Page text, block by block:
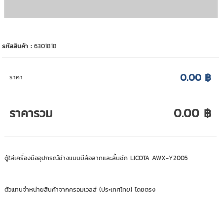
รหัสสินค้า :6301818
ราคา 0.00 ฿
ราคารวม 0.00 ฿
ตู้ใส่เครื่องมืออุปกรณ์ช่างแบบมีล้อลากและลิ้นชัก LICOTA AWX-Y2005
ตัวแทนจำหน่ายสินค้าจากครอมเวลส์ (ประเทศไทย) โดยตรง